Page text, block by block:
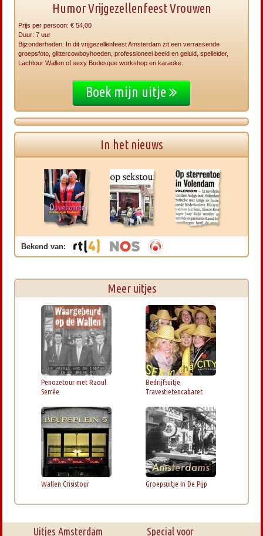
Humor Vrijgezellenfeest Vrouwen
Prijs per persoon: € 54,00
Duur: 7 uur
Bijzonderheden: In dit vrijgezellenfeest Amsterdam zit een verrassende
groepsfoto, glittercowboyhoeden, professioneel beeld en geluid, spelleider,
Lachtour Wallen of sexy Burlesque workshop en karaoke.
Boek mijn uitje
In het nieuws
Bekend van:
Meer uitjes
Penozetour met Raoul
Serrée
Bedrijfsuitje
Travestietencabaret
Wallen Crisistour Groepsuitje In De Pijp
Uitjes Amsterdam Special voor